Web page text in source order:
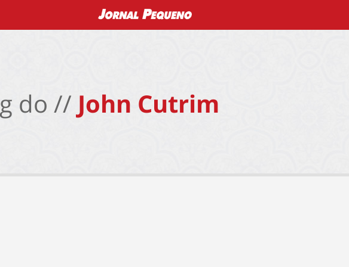
do // John Cutrim